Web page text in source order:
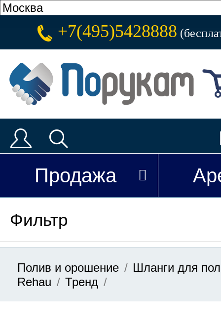
+7(495)5428888
Продажа
Фильтр
Цена
Полив и орошение
Шланги для
Rehau
Тренд